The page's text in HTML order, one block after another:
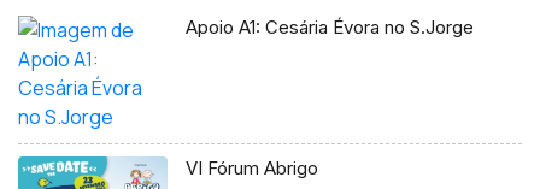
Apoio A1: Cesária Évora no S.Jorge
VI Fórum Abrigo